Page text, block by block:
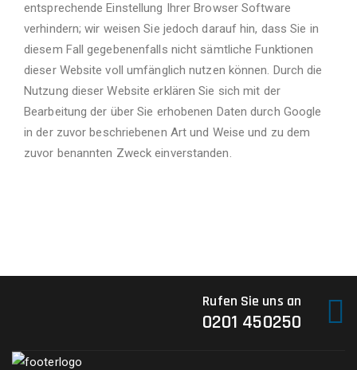
entsprechende Einstellung Ihrer Browser Software
verhindern; wir weisen Sie jedoch darauf hin, dass Sie in
diesem Fall gegebenenfalls nicht sämtliche Funktionen
dieser Website voll umfänglich nutzen können. Durch die
Nutzung dieser Website erklären Sie sich mit der
Bearbeitung der über Sie erhobenen Daten durch Google
in der zuvor beschriebenen Art und Weise und zu dem
zuvor benannten Zweck einverstanden.
Rufen Sie uns an
0201 450250